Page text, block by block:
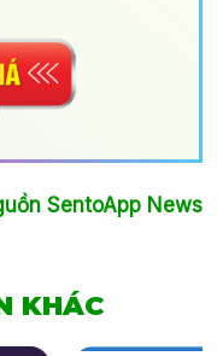
SentoApp News
KHÁC